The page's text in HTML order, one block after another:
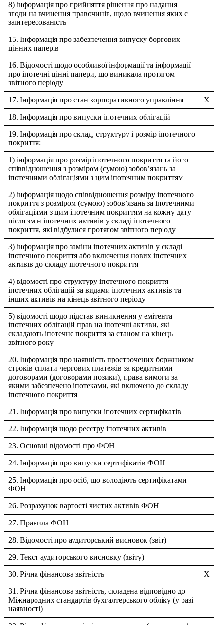
8) інформація про прийняття рішення про надання
згоди на вчинення правочинів, щодо вчинення яких є
заінтересованість
15. Інформація про забезпечення випуску боргових
цінних паперів
16. Відомості щодо особливої інформації та інформації
про іпотечні цінні папери, що виникала протягом
звітного періоду
17. Інформація про стан корпоративного управління X
18. Інформація про випуски іпотечних облігацій
19. Інформація про склад, структуру і розмір іпотечного
покриття:
1) інформація про розмір іпотечного покриття та його
співвідношення з розміром (сумою) зобов’язань за
іпотечними облігаціями з цим іпотечним покриттям
2) інформація щодо співвідношення розміру іпотечного
покриття з розміром (сумою) зобов’язань за іпотечними
облігаціями з цим іпотечним покриттям на кожну дату
після змін іпотечних активів у складі іпотечного
покриття, які відбулися протягом звітного періоду
3) інформація про заміни іпотечних активів у складі
іпотечного покриття або включення нових іпотечних
активів до складу іпотечного покриття
4) відомості про структуру іпотечного покриття
іпотечних облігацій за видами іпотечних активів та
інших активів на кінець звітного періоду
5) відомості щодо підстав виникнення у емітента
іпотечних облігацій прав на іпотечні активи, які
складають іпотечне покриття за станом на кінець
звітного року
20. Інформація про наявність прострочених боржником
строків сплати чергових платежів за кредитними
договорами (договорами позики), права вимоги за
якими забезпечено іпотеками, які включено до складу
іпотечного покриття
21. Інформація про випуски іпотечних сертифікатів
22. Інформація щодо реєстру іпотечних активів
23. Основні відомості про ФОН
24. Інформація про випуски сертифікатів ФОН
25. Інформація про осіб, що володіють сертифікатами
ФОН
26. Розрахунок вартості чистих активів ФОН
27. Правила ФОН
28. Відомості про аудиторський висновок (звіт)
29. Текст аудиторського висновку (звіту)
30. Річна фінансова звітність X
31. Річна фінансова звітність, складена відповідно до
Міжнародних стандартів бухгалтерського обліку (у разі
наявності)